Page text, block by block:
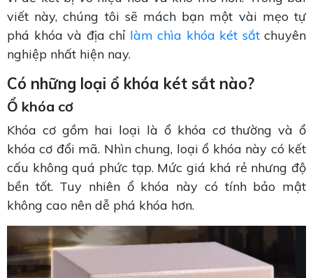
viết này, chúng tôi sẽ mách bạn một vài mẹo tự
phá khóa và địa chỉ làm chìa khóa két sắtchuyên
nghiệp nhất hiện nay.
Có những loại ổ khóa két sắt nào?
Ổ khóa cơ
Khóa cơ gồm hai loại là ổ khóa cơ thường và ổ
khóa cơ đổi mã. Nhìn chung, loại ổ khóa này có kết
cấu không quá phức tạp. Mức giá khá rẻ nhưng độ
bền tốt. Tuy nhiên ổ khóa này có tính bảo mật
không cao nên dễ phá khóa hơn.